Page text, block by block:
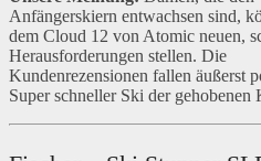
Anfängerskiern entwachsen sind,
dem Cloud 12 von Atomic neuen,
Herausforderungen stellen. Die
Kundenrezensionen fallen äußerst
Super schneller Ski der gehobenen